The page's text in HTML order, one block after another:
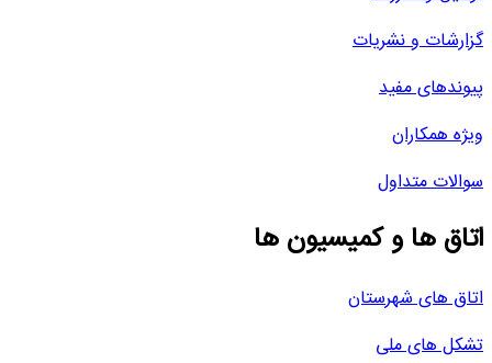
گزارشات و نشریات
پیوندهای مفید
ویژه همکاران
سوالات متداول
اتاق ها و کمیسیون ها
اتاق های شهرستان
تشکل های ملی